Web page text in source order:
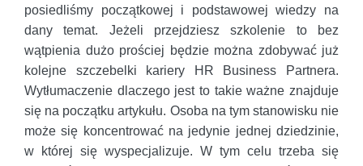
posiedliśmy początkowej i podstawowej wiedzy na
dany temat. Jeżeli przejdziesz szkolenie to bez
wątpienia dużo prościej będzie można zdobywać już
kolejne szczebelki kariery HR Business Partnera.
Wytłumaczenie dlaczego jest to takie ważne znajduje
się na początku artykułu. Osoba na tym stanowisku nie
może się koncentrować na jedynie jednej dziedzinie,
w której się wyspecjalizuje. W tym celu trzeba się